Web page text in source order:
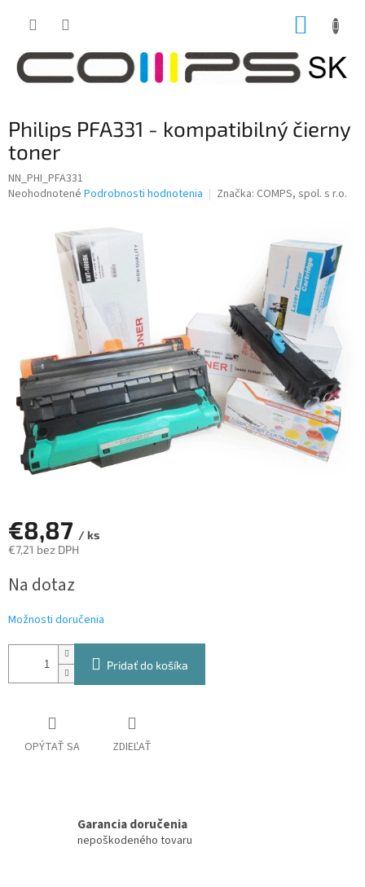
Philips PFA331 - kompatibilný čierny
toner
NN_PHI_PFA331
Priemerné
Neohodnotené Podrobnosti hodnotenia Značka: COMPS, spol. s r.o.
€8,87 / ks
€7,21 bez DPH
cena:
Na dotaz
Možnosti doručenia
Pridať do košíka
OPÝTAŤ SA ZDIEĽAŤ
Garancia doručenia
nepoškodeného tovaru